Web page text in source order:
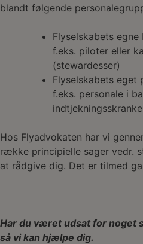
blandt følgende
Flyselskabets
f.eks. piloter eller
(stewardesser)
Flyselskabets eget
f.eks. personale i
Hos Flyadvokaten har vi
række principielle sager vedr.
at rådgive dig. Det er tilmed
Har du været udsat for noget
så vi kan hjælpe dig.